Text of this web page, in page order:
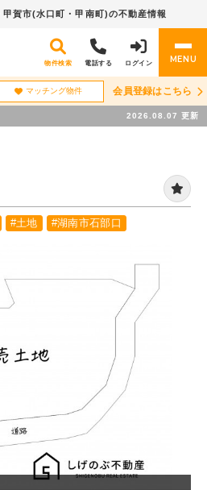
甲賀市(水口町・甲南町)の不動産情報
物件検索 電話する ログイン MENU
マッチング物件 会員登録はこちら
2026.08.07 更新
#土地 #湖南市石部口